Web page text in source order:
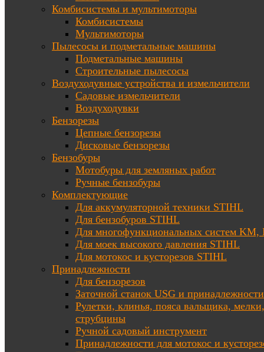
Комбисистемы и мультимоторы
Комбисистемы
Мультимоторы
Пылесосы и подметальные машины
Подметальные машины
Строительные пылесосы
Воздуходувные устройства и измельчители
Садовые измельчители
Воздуходувки
Бензорезы
Цепные бензорезы
Дисковые бензорезы
Бензобуры
Мотобуры для земляных работ
Ручные бензобуры
Комплектующие
Для аккумуляторной техники STIHL
Для бензобуров STIHL
Для многофункциональных систем KM,
Для моек высокого давления STIHL
Для мотокос и кусторезов STIHL
Принадлежности
Для бензорезов
Заточной станок USG и принадлежности
Рулетки, клинья, пояса вальщика, мелки,
струбцины
Ручной садовый инструмент
Принадлежности для мотокос и